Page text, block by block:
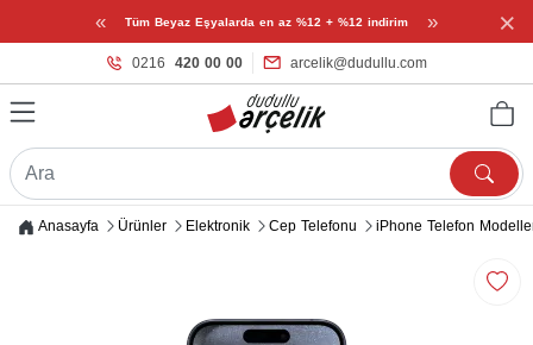
« Tüm Beyaz Eşyalarda en az %12 + %12 indirim » ×
0216 420 00 00 arcelik@dudullu.com
Anasayfa Ürünler Elektronik Cep Telefonu iPhone Telefon